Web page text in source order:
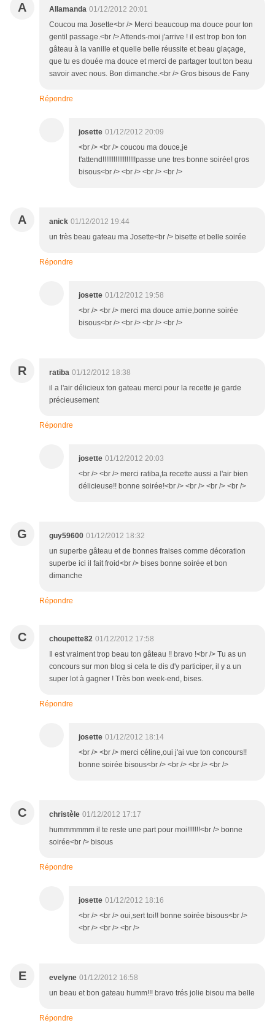
A Allamanda 01/12/2012 20:01
Coucou ma Josette<br /> Merci beaucoup ma douce pour ton
gentil passage.<br /> Attends-moi j'arrive ! il est trop bon ton
gâteau à la vanille et quelle belle réussite et beau glaçage,
que tu es douée ma douce et merci de partager tout ton beau
savoir avec nous. Bon dimanche.<br /> Gros bisous de Fany
Répondre
josette 01/12/2012 20:09
<br /> <br /> coucou ma douce,je
t'attend!!!!!!!!!!!!!!!!!!passe une tres bonne soirée! gros
bisous<br /> <br /> <br /> <br />
A anick 01/12/2012 19:44
un très beau gateau ma Josette<br /> bisette et belle soirée
Répondre
josette 01/12/2012 19:58
<br /> <br /> merci ma douce amie,bonne soirée
bisous<br /> <br /> <br /> <br />
R ratiba 01/12/2012 18:38
il a l'air délicieux ton gateau merci pour la recette je garde
précieusement
Répondre
josette 01/12/2012 20:03
<br /> <br /> merci ratiba,ta recette aussi a l'air bien
délicieuse!! bonne soirée!<br /> <br /> <br /> <br />
G guy59600 01/12/2012 18:32
un superbe gâteau et de bonnes fraises comme décoration
superbe ici il fait froid<br /> bises bonne soirée et bon
dimanche
Répondre
C choupette82 01/12/2012 17:58
Il est vraiment trop beau ton gâteau !! bravo !<br /> Tu as un
concours sur mon blog si cela te dis d'y participer, il y a un
super lot à gagner ! Très bon week-end, bises.
Répondre
josette 01/12/2012 18:14
<br /> <br /> merci céline,oui j'ai vue ton concours!!
bonne soirée bisous<br /> <br /> <br /> <br />
C christèle 01/12/2012 17:17
hummmmmm il te reste une part pour moi!!!!!!!<br /> bonne
soirée<br /> bisous
Répondre
josette 01/12/2012 18:16
<br /> <br /> oui,sert toi!! bonne soirée bisous<br />
<br /> <br /> <br />
E evelyne 01/12/2012 16:58
un beau et bon gateau humm!!! bravo trés jolie bisou ma belle
Répondre